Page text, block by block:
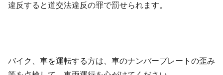
違反すると道交法違反の罪で罰せられます。
バイク、車を運転する方は、車のナンバープレートの歪み